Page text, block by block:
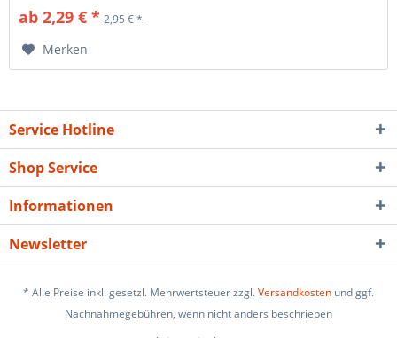
ab 2,29 € * 2,95 € *
Merken
Service Hotline
Shop Service
Informationen
Newsletter
* Alle Preise inkl. gesetzl. Mehrwertsteuer zzgl.Versandkosten und ggf.
Nachnahmegebühren, wenn nicht anders beschrieben